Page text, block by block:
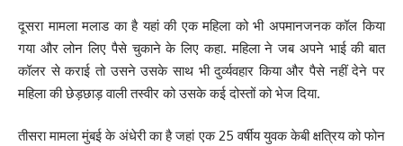
दूसरा मामला मलाड का है यहां की एक महिला को भी अपमानजनक कॉल किया
गया और लोन लिए पैसे चुकाने के लिए कहा. महिला ने जब अपने भाई की बात
कॉलर से कराई तो उसने उसके साथ भी दुर्व्यवहार किया और पैसे नहीं देने पर
महिला की छेड़छाड़ वाली तस्वीर को उसके कई दोस्तों को भेज दिया.
तीसरा मामला मुंबई के अंधेरी का है जहां एक 25 वर्षीय युवक केबी क्षत्रिय को फोन